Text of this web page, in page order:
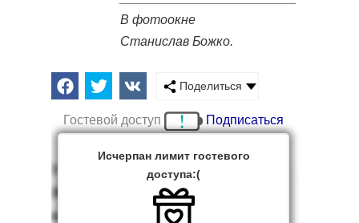
В фотоокне
Станислав Божко.
Поделиться
Гостевой доступ Подписаться
Исчерпан лимит гостевого
доступа:(
У По­лины
Же­реб­цо­
вой - ав­